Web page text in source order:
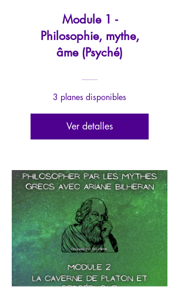
Module 1 -
Philosophie, mythe,
âme (Psyché)
3 planes disponibles
Ver detalles